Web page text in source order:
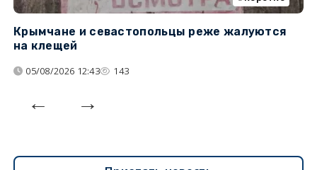
Крымчане и севастопольцы реже жалуются
на клещей
05/08/2026 12:43 143